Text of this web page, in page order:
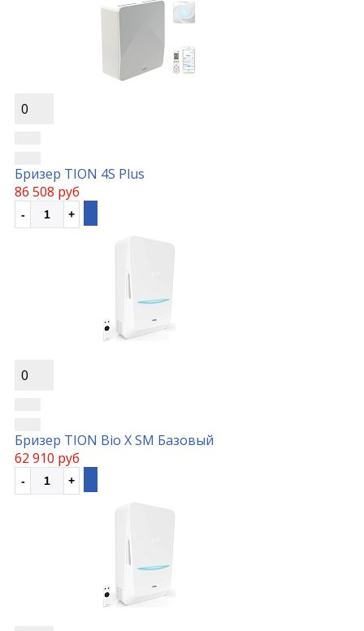
0
Бризер TION 4S Plus
86 508 руб
0
Бризер TION Bio X SM Базовый
62 910 руб